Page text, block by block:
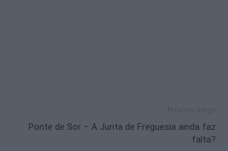
Ponte de Sor – A Junta de Freguesia ainda faz
falta?